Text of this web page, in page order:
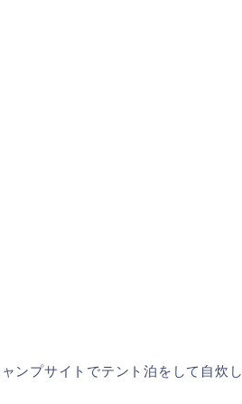
ンプサイトでテント泊をして自炊し